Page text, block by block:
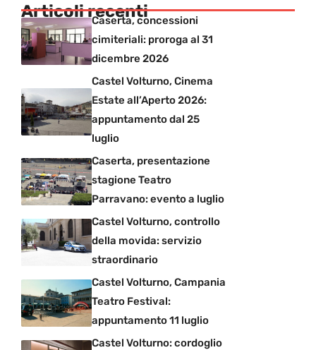
Articoli recenti
Caserta, concessioni
cimiteriali: proroga al 31
dicembre 2026
Castel Volturno, Cinema
Estate all’Aperto 2026:
appuntamento dal 25
luglio
Caserta, presentazione
stagione Teatro
Parravano: evento a luglio
Castel Volturno, controllo
della movida: servizio
straordinario
Castel Volturno, Campania
Teatro Festival:
appuntamento 11 luglio
Castel Volturno: cordoglio